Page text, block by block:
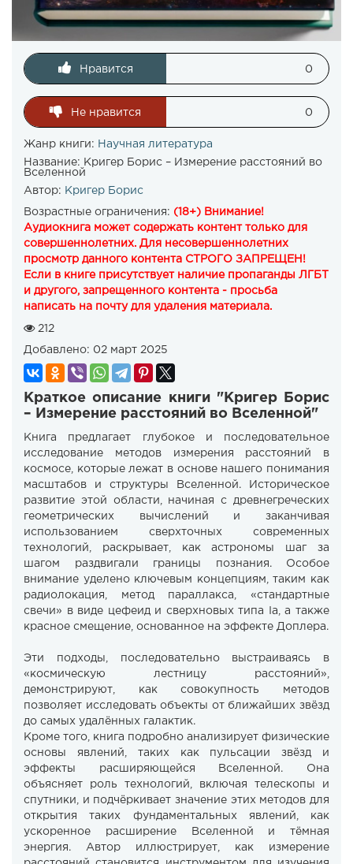
Нравится 0
Не нравится 0
Жанр книги: Научная литература
Название: Кригер Борис – Измерение расстояний во
Вселенной
Автор: Кригер Борис
Возрастные ограничения: (18+) Внимание!
Аудиокнига может содержать контент только для
совершеннолетних. Для несовершеннолетних
просмотр данного контента СТРОГО ЗАПРЕЩЕН!
Если в книге присутствует наличие пропаганды ЛГБТ
и другого, запрещенного контента - просьба
написать на почту для удаления материала.
212
Добавлено: 02 март 2025
Краткое описание книги "Кригер Борис
– Измерение расстояний во Вселенной"
Книга предлагает глубокое и последовательное
исследование методов измерения расстояний в
космосе, которые лежат в основе нашего понимания
масштабов и структуры Вселенной. Историческое
развитие этой области, начиная с древнегреческих
геометрических вычислений и заканчивая
использованием сверхточных современных
технологий, раскрывает, как астрономы шаг за
шагом раздвигали границы познания. Особое
внимание уделено ключевым концепциям, таким как
радиолокация, метод параллакса, «стандартные
свечи» в виде цефеид и сверхновых типа Ia, а также
красное смещение, основанное на эффекте Доплера.
Эти подходы, последовательно выстраиваясь в
«космическую лестницу расстояний»,
демонстрируют, как совокупность методов
позволяет исследовать объекты от ближайших звёзд
до самых удалённых галактик.
Кроме того, книга подробно анализирует физические
основы явлений, таких как пульсации звёзд и
эффекты расширяющейся Вселенной. Она
объясняет роль технологий, включая телескопы и
спутники, и подчёркивает значение этих методов для
открытия таких фундаментальных явлений, как
ускоренное расширение Вселенной и тёмная
энергия. Автор иллюстрирует, как измерение